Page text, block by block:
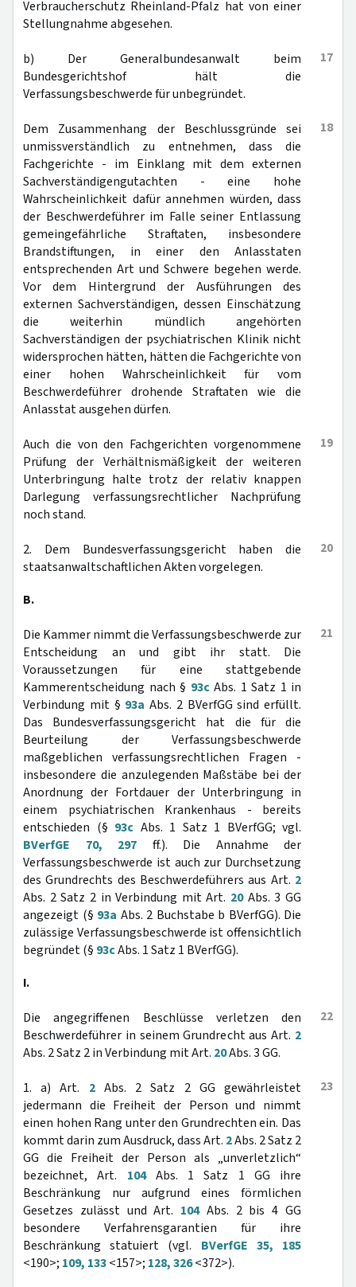
Verbraucherschutz Rheinland-Pfalz hat von einer
Stellungnahme abgesehen.
17
b) Der Generalbundesanwalt beim
Bundesgerichtshof hält die
Verfassungsbeschwerde für unbegründet.
18
Dem Zusammenhang der Beschlussgründe sei
unmissverständlich zu entnehmen, dass die
Fachgerichte - im Einklang mit dem externen
Sachverständigengutachten - eine hohe
Wahrscheinlichkeit dafür annehmen würden, dass
der Beschwerdeführer im Falle seiner Entlassung
gemeingefährliche Straftaten, insbesondere
Brandstiftungen, in einer den Anlasstaten
entsprechenden Art und Schwere begehen werde.
Vor dem Hintergrund der Ausführungen des
externen Sachverständigen, dessen Einschätzung
die weiterhin mündlich angehörten
Sachverständigen der psychiatrischen Klinik nicht
widersprochen hätten, hätten die Fachgerichte von
einer hohen Wahrscheinlichkeit für vom
Beschwerdeführer drohende Straftaten wie die
Anlasstat ausgehen dürfen.
19
Auch die von den Fachgerichten vorgenommene
Prüfung der Verhältnismäßigkeit der weiteren
Unterbringung halte trotz der relativ knappen
Darlegung verfassungsrechtlicher Nachprüfung
noch stand.
20
2. Dem Bundesverfassungsgericht haben die
staatsanwaltschaftlichen Akten vorgelegen.
B.
21
Die Kammer nimmt die Verfassungsbeschwerde zur
Entscheidung an und gibt ihr statt. Die
Voraussetzungen für eine stattgebende
Kammerentscheidung nach § 93cAbs. 1 Satz 1 in
Verbindung mit § 93a Abs. 2 BVerfGG sind erfüllt.
Das Bundesverfassungsgericht hat die für die
Beurteilung der Verfassungsbeschwerde
maßgeblichen verfassungsrechtlichen Fragen -
insbesondere die anzulegenden Maßstäbe bei der
Anordnung der Fortdauer der Unterbringung in
einem psychiatrischen Krankenhaus - bereits
entschieden (§ 93c Abs. 1 Satz 1 BVerfGG; vgl.
BVerfGE 70, 297 ff.). Die Annahme der
Verfassungsbeschwerde ist auch zur Durchsetzung
des Grundrechts des Beschwerdeführers aus Art. 2
Abs. 2 Satz 2 in Verbindung mit Art. 20Abs. 3 GG
angezeigt (§ 93a Abs. 2 Buchstabe b BVerfGG). Die
zulässige Verfassungsbeschwerde ist offensichtlich
begründet (§ 93cAbs. 1 Satz 1 BVerfGG).
I.
22
Die angegriffenen Beschlüsse verletzen den
Beschwerdeführer in seinem Grundrecht aus Art. 2
Abs. 2 Satz 2 in Verbindung mit Art. 20Abs. 3 GG.
23
1. a) Art. 2Abs. 2 Satz 2 GG gewährleistet
jedermann die Freiheit der Person und nimmt
einen hohen Rang unter den Grundrechten ein. Das
kommt darin zum Ausdruck, dass Art. 2Abs. 2 Satz 2
GG die Freiheit der Person als „unverletzlich“
bezeichnet, Art. 104Abs. 1 Satz 1 GG ihre
Beschränkung nur aufgrund eines förmlichen
Gesetzes zulässt und Art. 104Abs. 2 bis 4 GG
besondere Verfahrensgarantien für ihre
Beschränkung statuiert (vgl. BVerfGE 35, 185
<190>; 109, 133<157>; 128, 326<372>).